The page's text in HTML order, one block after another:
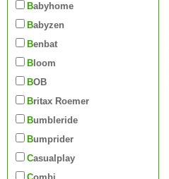
Babyhome
Babyzen
Benbat
Bloom
BOB
Britax Roemer
Bumbleride
Bumprider
Casualplay